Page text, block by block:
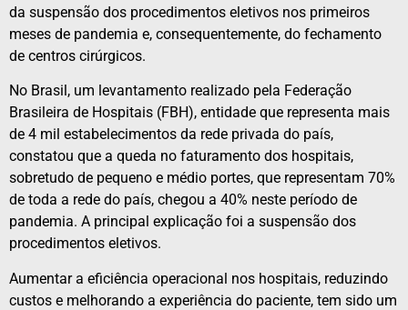
da suspensão dos procedimentos eletivos nos primeiros
meses de pandemia e, consequentemente, do fechamento
de centros cirúrgicos.
No Brasil, um levantamento realizado pela Federação
Brasileira de Hospitais (FBH), entidade que representa mais
de 4 mil estabelecimentos da rede privada do país,
constatou que a queda no faturamento dos hospitais,
sobretudo de pequeno e médio portes, que representam 70%
de toda a rede do país, chegou a 40% neste período de
pandemia. A principal explicação foi a suspensão dos
procedimentos eletivos.
Aumentar a eficiência operacional nos hospitais, reduzindo
custos e melhorando a experiência do paciente, tem sido um